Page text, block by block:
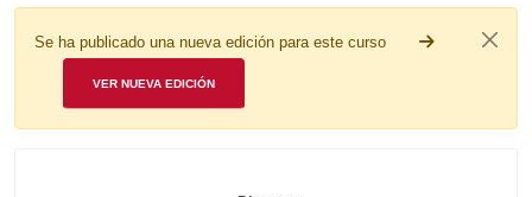
Se ha publicado una nueva edición para este curso
VER NUEVA EDICIÓN